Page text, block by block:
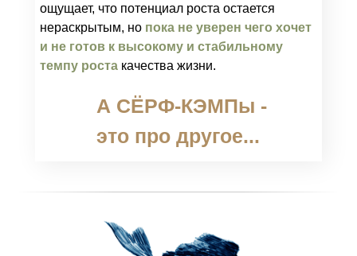
А СЁРФ-КЭМПы -
это про другое...
ощущает, что потенциал роста остается
нераскрытым, но пока не уверен чего хочет
и не готов к высокому и стабильному
темпу роста качества жизни.